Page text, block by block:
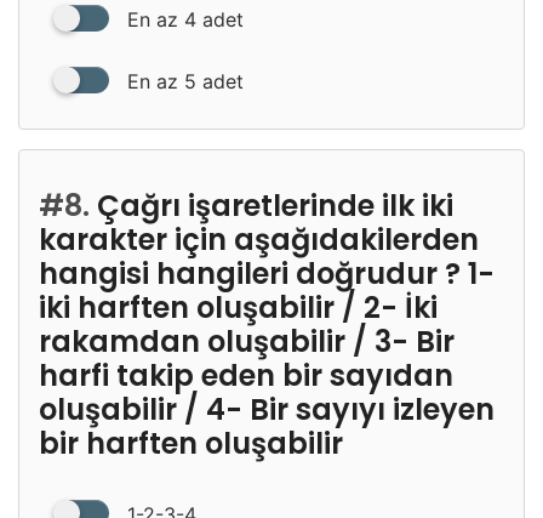
En az 4 adet
En az 5 adet
#8. Çağrı işaretlerinde ilk iki
karakter için aşağıdakilerden
hangisi hangileri doğrudur ? 1-
iki harften oluşabilir / 2- İki
rakamdan oluşabilir / 3- Bir
harfi takip eden bir sayıdan
oluşabilir / 4- Bir sayıyı izleyen
bir harften oluşabilir